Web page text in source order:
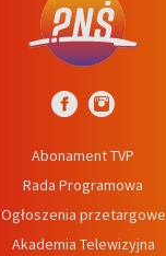
Abonament TVP
Rada Programowa
Ogłoszenia przetargowe
Akademia Telewizyjna